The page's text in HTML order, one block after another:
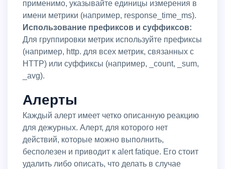
применимо, указывайте единицы измерения в
имени метрики (например, response_time_ms).
Использование префиксов и суффиксов:
Для группировки метрик используйте префиксы
(например, http. для всех метрик, связанных с
HTTP) или суффиксы (например, _count, _sum,
_avg).
Алерты
Каждый алерт имеет четко описанную реакцию
для дежурных. Алерт, для которого нет
действий, которые можно выполнить,
бесполезен и приводит к alert fatique. Его стоит
удалить либо описать, что делать в случае